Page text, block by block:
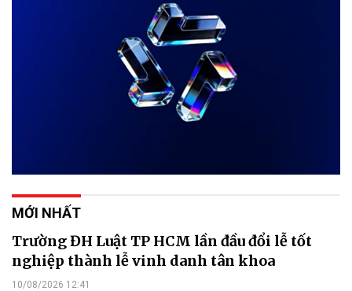
MỚI NHẤT
Trường ĐH Luật TP HCM lần đầu đổi lễ tốt
nghiệp thành lễ vinh danh tân khoa
10/08/2026 12:41